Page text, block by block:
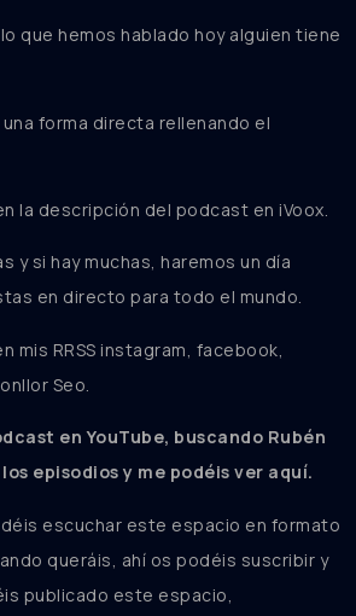
que hemos hablado hoy alguien tiene
forma directa rellenando el
la descripción del podcast en iVoox.
y si hay muchas, haremos un día
en directo para todo el mundo.
mis RRSS instagram, facebook,
Seo.
en YouTube, buscando Rubén
episodios y me podéis ver aquí.
escuchar este espacio en formato
queráis, ahí os podéis suscribir y
publicado este espacio,